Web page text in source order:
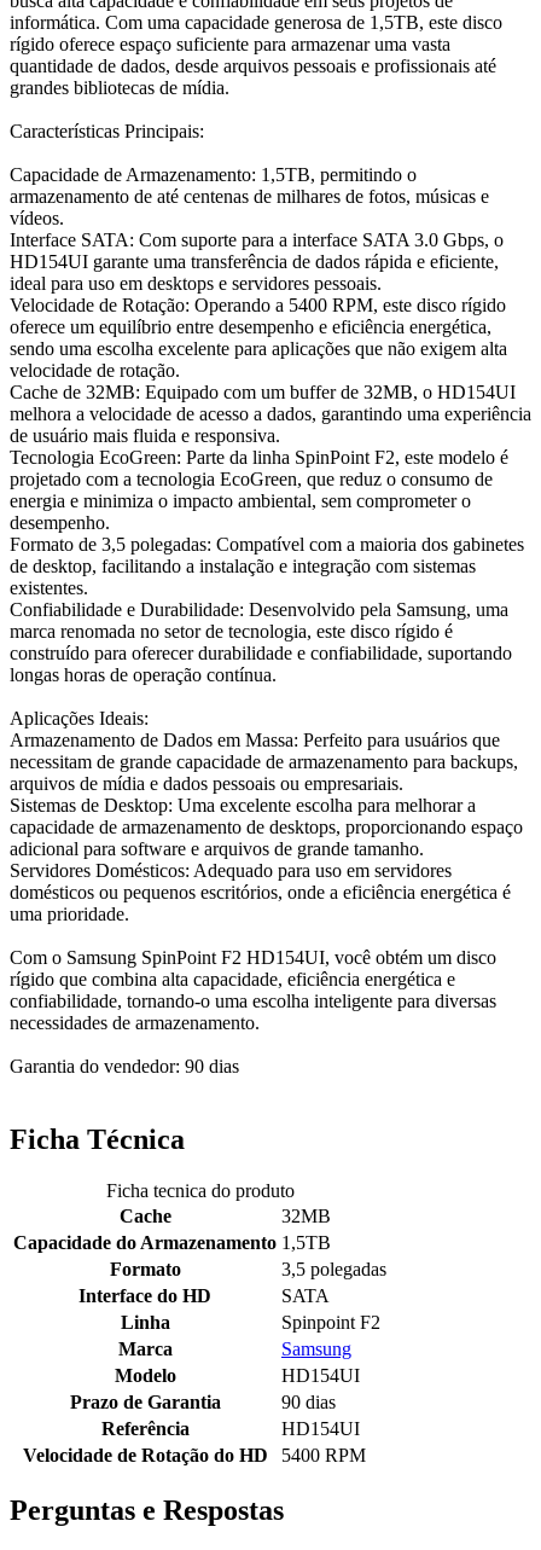
informática. Com uma capacidade generosa de 1,5TB, este disco
rígido oferece espaço suficiente para armazenar uma vasta
quantidade de dados, desde arquivos pessoais e profissionais até
grandes bibliotecas de mídia.
Características Principais:
Capacidade de Armazenamento: 1,5TB, permitindo o
armazenamento de até centenas de milhares de fotos, músicas e
vídeos.
Interface SATA: Com suporte para a interface SATA 3.0 Gbps, o
HD154UI garante uma transferência de dados rápida e eficiente,
ideal para uso em desktops e servidores pessoais.
Velocidade de Rotação: Operando a 5400 RPM, este disco rígido
oferece um equilíbrio entre desempenho e eficiência energética,
sendo uma escolha excelente para aplicações que não exigem alta
velocidade de rotação.
Cache de 32MB: Equipado com um buffer de 32MB, o HD154UI
melhora a velocidade de acesso a dados, garantindo uma experiência
de usuário mais fluida e responsiva.
Tecnologia EcoGreen: Parte da linha SpinPoint F2, este modelo é
projetado com a tecnologia EcoGreen, que reduz o consumo de
energia e minimiza o impacto ambiental, sem comprometer o
desempenho.
Formato de 3,5 polegadas: Compatível com a maioria dos gabinetes
de desktop, facilitando a instalação e integração com sistemas
existentes.
Confiabilidade e Durabilidade: Desenvolvido pela Samsung, uma
marca renomada no setor de tecnologia, este disco rígido é
construído para oferecer durabilidade e confiabilidade, suportando
longas horas de operação contínua.
Aplicações Ideais:
Armazenamento de Dados em Massa: Perfeito para usuários que
necessitam de grande capacidade de armazenamento para backups,
arquivos de mídia e dados pessoais ou empresariais.
Sistemas de Desktop: Uma excelente escolha para melhorar a
capacidade de armazenamento de desktops, proporcionando espaço
adicional para software e arquivos de grande tamanho.
Servidores Domésticos: Adequado para uso em servidores
domésticos ou pequenos escritórios, onde a eficiência energética é
uma prioridade.
Com o Samsung SpinPoint F2 HD154UI, você obtém um disco
rígido que combina alta capacidade, eficiência energética e
confiabilidade, tornando-o uma escolha inteligente para diversas
necessidades de armazenamento.
Garantia do vendedor: 90 dias
Ficha Técnica
Ficha tecnica do produto
Cache
32MB
Capacidade do Armazenamento 1,5TB
Formato
3,5 polegadas
Interface do HD
SATA
Linha
Spinpoint F2
Marca
Samsung
Modelo
HD154UI
Prazo de Garantia
90 dias
Referência
HD154UI
Velocidade de Rotação do HD
5400 RPM
Perguntas e Respostas